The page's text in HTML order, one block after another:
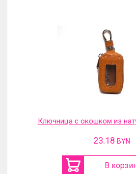
Ключница с окошком из
23.18 BYN
В